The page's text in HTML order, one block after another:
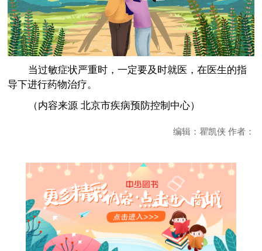
当过敏症状严重时，一定要及时就医，在医生的指
导下进行药物治疗。
（内容来源 北京市疾病预防控制中心）
编辑：瞿凯侠 作者：